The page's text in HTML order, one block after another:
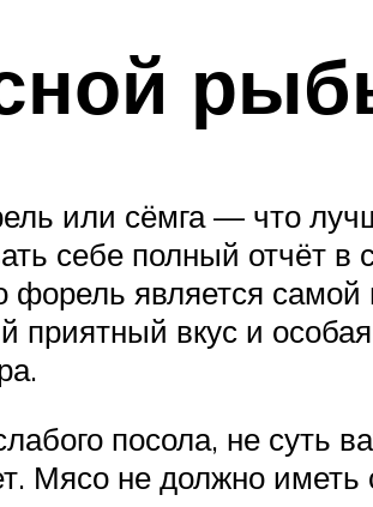
или сёмга — что
себе полный отчёт в
форель является
вкус и
посола, не суть
Мясо не должно иметь